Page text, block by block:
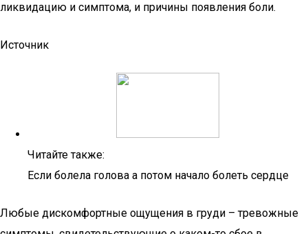
ликвидацию и симптома, и причины появления боли.
Источник
Читайте также:
Если болела голова а потом начало болеть сердце
Любые дискомфортные ощущения в груди – тревожные